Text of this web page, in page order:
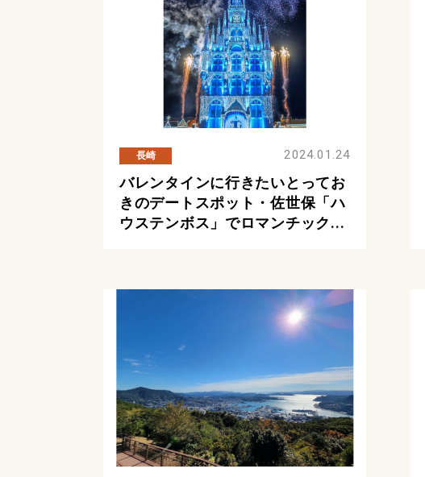
長崎 2024.01.24
バレンタインに行きたいとってお
きのデートスポット・佐世保「ハ
ウステンボス」でロマンチック...